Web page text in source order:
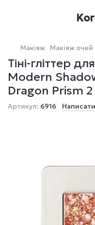
Макіяж Макіяж очей
Тіні-гліттер
Modern
Dragon Prism 2
Артикул: 6916